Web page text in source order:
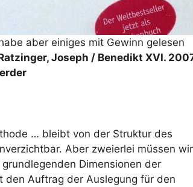
aber einiges mit Gewinn gelesen
Joseph / Benedikt XVI.
… bleibt von der Struktur des
Aber zweierlei müssen wir
Dimensionen der
den Auftrag der Auslegung für den